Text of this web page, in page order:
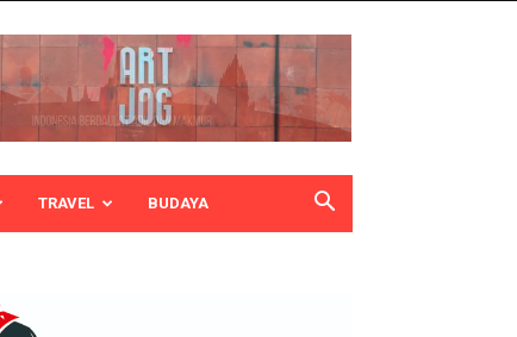
TRAVEL BUDAYA